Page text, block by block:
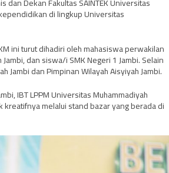
di lingkup Universitas
ini turut dihadiri oleh mahasiswa perwakilan
dan siswa/i SMK Negeri 1 Jambi. Selain
Jambi dan Pimpinan Wilayah Aisyiyah Jambi.
IBT LPPM Universitas Muhammadiyah
kreatifnya melalui stand bazar yang berada di